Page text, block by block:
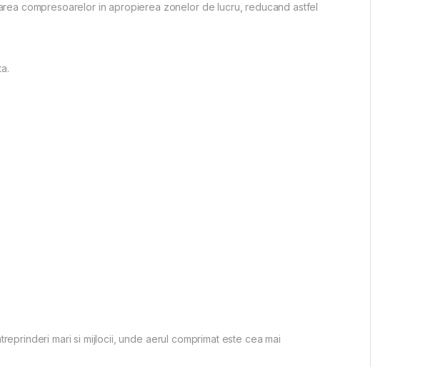
compresoarelor in apropierea zonelor de lucru, reducand astfel
mari si mijlocii, unde aerul comprimat este cea mai